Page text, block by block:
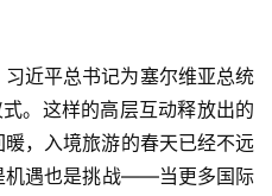
近平总书记为塞尔维亚总统
。这样的高层互动释放出的
，入境旅游的春天已经不远
机遇也是挑战——当更多国际